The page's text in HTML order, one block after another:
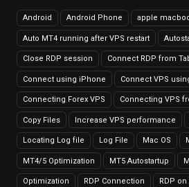
Android Android Phone apple
Auto MT4 running after VPS restart
Close RDP session Connect RDP from
Connect using iPhone Connect VPS
Connecting Forex VPS Connecting VPS
Copy Files Increase VPS performance
Locating Log file Log File Mac OS
MT4/5 Optimization MT5 Autostartup
Optimization RDP Connection RDP